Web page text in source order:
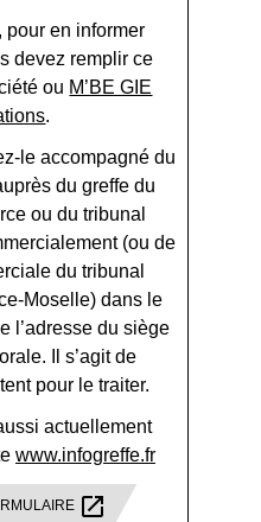
pour en informer
devez remplir ce
ou M’BE GIE
.
le accompagné du
du greffe du
ou du tribunal
(ou de
du tribunal
Moselle) dans le
l’adresse du siège
Il s’agit de
pour le traiter.
actuellement
www.infogreffe.fr
open_in_new